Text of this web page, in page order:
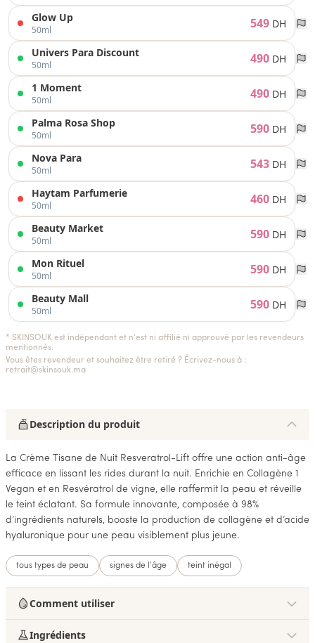
Glow Up
50ml 549 DH
Univers Para Discount
50ml 490 DH
1 Moment
50ml 490 DH
Palma Rosa Shop
50ml 590 DH
Nova Para
50ml 543 DH
Haytam Parfumerie
50ml 460 DH
Beauty Market
50ml 590 DH
Mon Rituel
50ml 590 DH
Beauty Mall
50ml 590 DH
* SKINSOUK est indépendant et n'est ni affilié ni approuvé par les revendeurs
mentionnés.
Vous êtes revendeur et souhaitez être retiré ? Écrivez-nous à :
retrait@skinsouk.ma
Description du produit
La Crème Tisane de Nuit Resveratrol-Lift offre une action anti-âge
efficace en lissant les rides durant la nuit. Enrichie en Collagène 1
Vegan et en Resvératrol de vigne, elle raffermit la peau et réveille
le teint éclatant. Sa formule innovante, composée à 98%
d’ingrédients naturels, booste la production de collagène et d’acide
hyaluronique pour une peau visiblement plus jeune.
tous types de peau signes de l'âge teint inégal
Comment utiliser
Ingrédients